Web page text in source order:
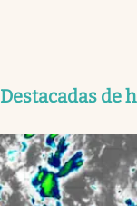
Destacadas de